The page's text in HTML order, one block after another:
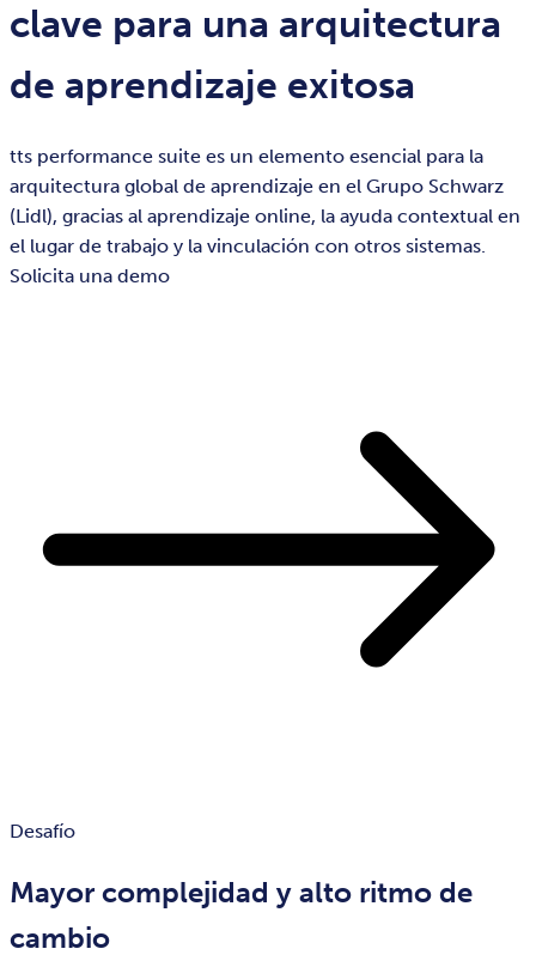
clave para una arquitectura
de aprendizaje exitosa
tts performance suite es un elemento esencial para la
arquitectura global de aprendizaje en el Grupo Schwarz
(Lidl), gracias al aprendizaje online, la ayuda contextual en
el lugar de trabajo y la vinculación con otros sistemas.
Solicita una demo​
Desafío
Mayor complejidad y alto ritmo de
cambio